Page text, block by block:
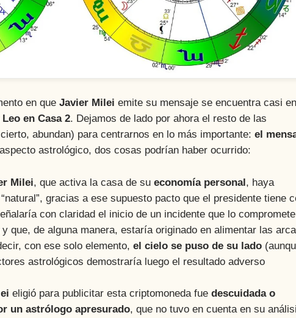
en que Javier Milei emite su mensaje se encuentra casi en
en Casa 2. Dejamos de lado por ahora el resto de las
abundan) para centrarnos en lo más importante: el
astrológico, dos cosas podrían haber ocurrido:
Milei, que activa la casa de sueconomía personal, haya
gracias a ese supuesto pacto que el presidente tiene
con claridad el inicio de un incidente que lo compromete
que, de alguna manera, estaría originado en alimentar las
con ese solo elemento,el cielo se puso de su lado
astrológicos demostraría luego el resultado adverso
eligió para publicitar esta criptomoneda fuedescuidada o
un astrólogo apresurado, que no tuvo en cuenta en su